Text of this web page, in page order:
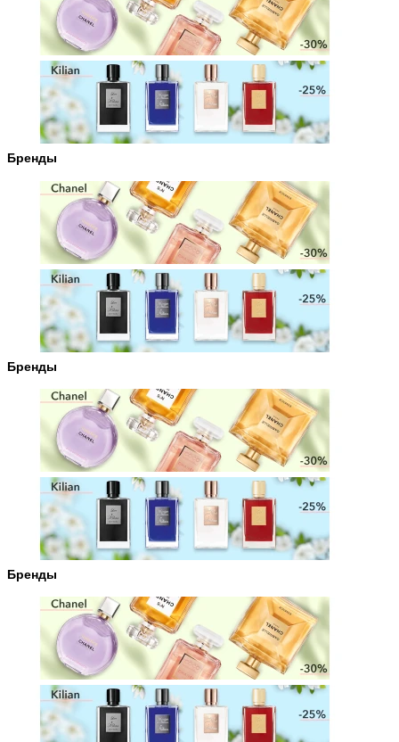
Бренды
Бренды
Бренды